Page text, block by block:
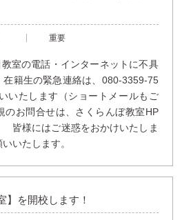
重要
室の電話・インターネットに不具
籍生の緊急連絡は、080-3359-75
いたします（ショートメールもご
お問合せは、さくらんぼ教室HP
皆様にはご迷惑をおかけいたしま
いたします。
】を開校します！